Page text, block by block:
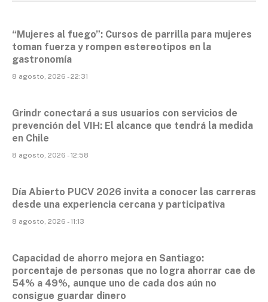
“Mujeres al fuego”: Cursos de parrilla para mujeres
toman fuerza y rompen estereotipos en la
gastronomía
8 agosto, 2026 - 22:31
Grindr conectará a sus usuarios con servicios de
prevención del VIH: El alcance que tendrá la medida
en Chile
8 agosto, 2026 - 12:58
Día Abierto PUCV 2026 invita a conocer las carreras
desde una experiencia cercana y participativa
8 agosto, 2026 - 11:13
Capacidad de ahorro mejora en Santiago:
porcentaje de personas que no logra ahorrar cae de
54% a 49%, aunque uno de cada dos aún no
consigue guardar dinero